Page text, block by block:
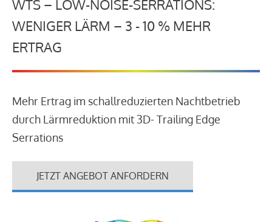
WTS – LOW-NOISE-SERRATIONS:
WENIGER LÄRM – 3 - 10 % MEHR
ERTRAG
Mehr Ertrag im schallreduzierten Nachtbetrieb
durch Lärmreduktion mit 3D- Trailing Edge
Serrations
JETZT ANGEBOT ANFORDERN